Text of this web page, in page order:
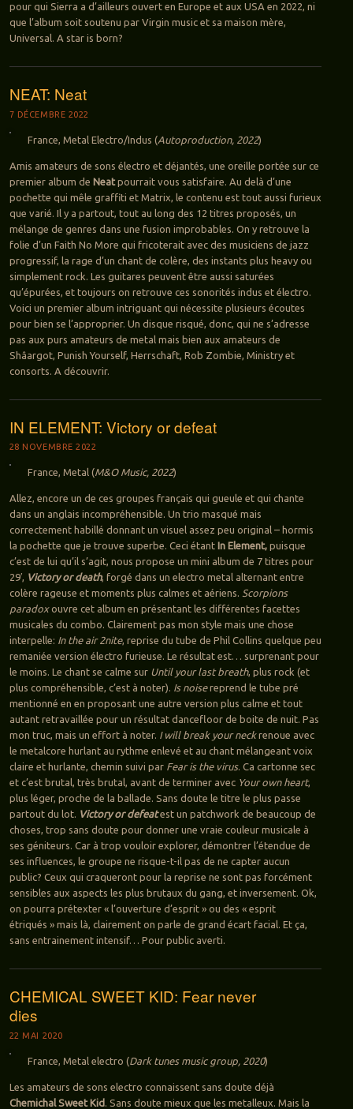
pour qui Sierra a d’ailleurs ouvert en Europe et aux USA en 2022, ni
que l’album soit soutenu par Virgin music et sa maison mère,
Universal. A star is born?
NEAT: Neat
7 DÉCEMBRE 2022
France, Metal Electro/Indus (Autoproduction, 2022)
Amis amateurs de sons électro et déjantés, une oreille portée sur ce
premier album de Neatpourrait vous satisfaire. Au delà d’une
pochette qui mêle graffiti et Matrix, le contenu est tout aussi furieux
que varié. Il y a partout, tout au long des 12 titres proposés, un
mélange de genres dans une fusion improbables. On y retrouve la
folie d’un Faith No More qui fricoterait avec des musiciens de jazz
progressif, la rage d’un chant de colère, des instants plus heavy ou
simplement rock. Les guitares peuvent être aussi saturées
qu’épurées, et toujours on retrouve ces sonorités indus et électro.
Voici un premier album intriguant qui nécessite plusieurs écoutes
pour bien se l’approprier. Un disque risqué, donc, qui ne s’adresse
pas aux purs amateurs de metal mais bien aux amateurs de
Shâargot, Punish Yourself, Herrschaft, Rob Zombie, Ministry et
consorts. A découvrir.
IN ELEMENT: Victory or defeat
28 NOVEMBRE 2022
France, Metal (M&O Music, 2022)
Allez, encore un de ces groupes français qui gueule et qui chante
dans un anglais incompréhensible. Un trio masqué mais
correctement habillé donnant un visuel assez peu original – hormis
la pochette que je trouve superbe. Ceci étant In Element,puisque
c’est de lui qu’il s’agit, nous propose un mini album de 7 titres pour
29′, Victory or death, forgé dans un electro metal alternant entre
colère rageuse et moments plus calmes et aériens. Scorpions
paradoxouvre cet album en présentant les différentes facettes
musicales du combo. Clairement pas mon style mais une chose
interpelle: In the air 2nite, reprise du tube de Phil Collins quelque peu
remaniée version électro furieuse. Le résultat est… surprenant pour
le moins. Le chant se calme sur Until your last breath, plus rock (et
plus compréhensible, c’est à noter). Is noisereprend le tube pré
mentionné en en proposant une autre version plus calme et tout
autant retravaillée pour un résultat dancefloor de boite de nuit. Pas
mon truc, mais un effort à noter. I will break your neckrenoue avec
le metalcore hurlant au rythme enlevé et au chant mélangeant voix
claire et hurlante, chemin suivi par Fear is the virus. Ca cartonne sec
et c’est brutal, très brutal, avant de terminer avec Your own heart,
plus léger, proche de la ballade. Sans doute le titre le plus passe
partout du lot. Victory or defeatest un patchwork de beaucoup de
choses, trop sans doute pour donner une vraie couleur musicale à
ses géniteurs. Car à trop vouloir explorer, démontrer l’étendue de
ses influences, le groupe ne risque-t-il pas de ne capter aucun
public? Ceux qui craqueront pour la reprise ne sont pas forcément
sensibles aux aspects les plus brutaux du gang, et inversement. Ok,
on pourra prétexter « l’ouverture d’esprit » ou des « esprit
étriqués » mais là, clairement on parle de grand écart facial. Et ça,
sans entrainement intensif… Pour public averti.
CHEMICAL SWEET KID: Fear never
dies
22 MAI 2020
France, Metal electro (Dark tunes music group, 2020)
Les amateurs de sons electro connaissent sans doute déjà
Chemichal Sweet Kid . Sans doute mieux que les metalleux. Mais la